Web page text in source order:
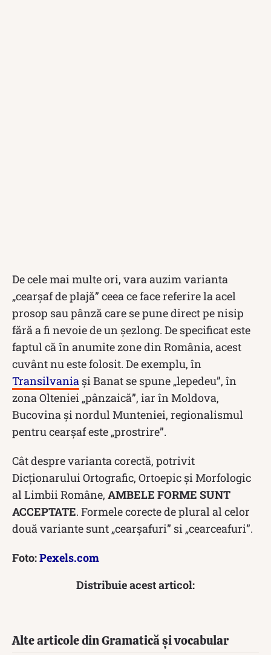
De cele mai multe ori, vara auzim varianta
„cearșaf de plajă” ceea ce face referire la acel
prosop sau pânză care se pune direct pe nisip
fără a fi nevoie de un șezlong. De specificat este
faptul că în anumite zone din România, acest
cuvânt nu este folosit. De exemplu, în
Transilvania și Banat se spune „lepedeu”, în
zona Olteniei „pânzaică”, iar în Moldova,
Bucovina și nordul Munteniei, regionalismul
pentru cearșaf este „prostrire”.
Cât despre varianta corectă, potrivit
Dicționarului Ortografic, Ortoepic și Morfologic
al Limbii Române, AMBELE FORME SUNT
ACCEPTATE. Formele corecte de plural al celor
două variante sunt „cearșafuri” si „cearceafuri”.
Foto:Pexels.com
Distribuie acest articol:
Alte articole din Gramatică și vocabular